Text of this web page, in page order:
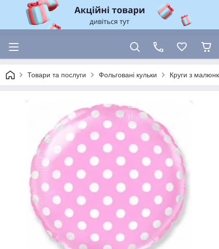
Товари та послуги Фольговані кульки Круги з